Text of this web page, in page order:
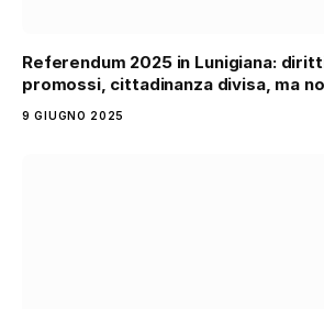
Referendum 2025 in Lunigiana:
promossi, cittadinanza divisa, ma
9 GIUGNO 2025